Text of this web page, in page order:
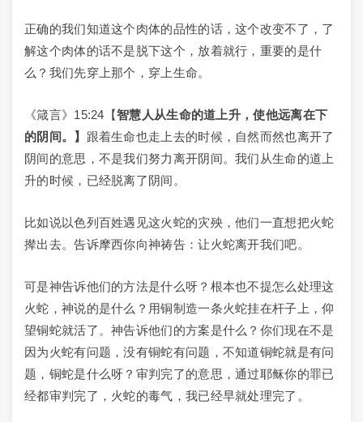
正确的我们知道这个肉体的品性的话，这个改变不了，了
解这个肉体的话不是脱下这个，放着就行，重要的是什
么？我们先穿上那个，穿上生命。
《箴言》15:24【智慧人从生命的道上升，使他远离在下
的阴间。
】 跟着生命也走上去的时候，自然而然也离开了
阴间的意思，不是我们努力离开阴间。我们从生命的道上
升的时候，已经脱离了阴间。
比如说以色列百姓遇见这火蛇的灾殃，他们一直想把火蛇
撵出去。告诉摩西你向神祷告：让火蛇离开我们吧。
可是神告诉他们的方法是什么呀？根本也不提怎么处理这
火蛇，神说的是什么？用铜制造一条火蛇挂在杆子上，仰
望铜蛇就活了。神告诉他们的方案是什么？你们现在不是
因为火蛇有问题，没有铜蛇有问题，不知道铜蛇就是有问
题，铜蛇是什么呀？审判完了的意思，通过耶稣你的罪已
经都审判完了，火蛇的毒气，我已经早就处理完了。